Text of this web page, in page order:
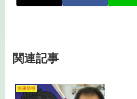
関連記事
釣果情報